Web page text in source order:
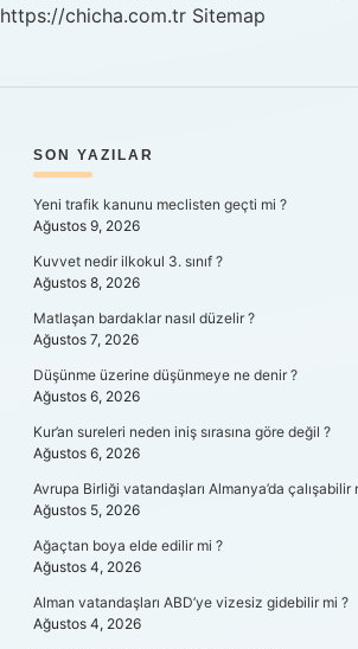
https://chicha.com.tr Sitemap
SIDEBAR
SON YAZILAR
Yeni trafik kanunu meclisten geçti mi ?
Ağustos 9, 2026
Kuvvet nedir ilkokul 3. sınıf ?
Ağustos 8, 2026
Matlaşan bardaklar nasıl düzelir ?
Ağustos 7, 2026
Düşünme üzerine düşünmeye ne denir ?
Ağustos 6, 2026
Kur’an sureleri neden iniş sırasına göre değil ?
Ağustos 6, 2026
Avrupa Birliği vatandaşları Almanya’da çalışabilir
Ağustos 5, 2026
Ağaçtan boya elde edilir mi ?
Ağustos 4, 2026
Alman vatandaşları ABD’ye vizesiz gidebilir mi ?
Ağustos 4, 2026